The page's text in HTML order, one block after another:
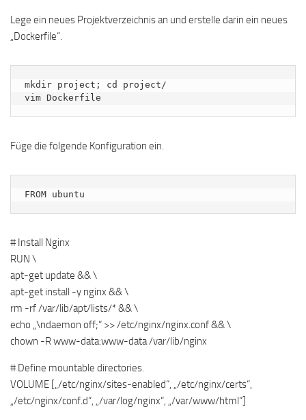
Lege ein neues Projektverzeichnis an und erstelle darin ein neues
„Dockerfile“.
mkdir project; cd project/
vim Dockerfile
Füge die folgende Konfiguration ein.
FROM ubuntu
# Install Nginx
RUN \
apt-get update && \
apt-get install -y nginx && \
rm -rf /var/lib/apt/lists/* && \
echo „\ndaemon off;“ >> /etc/nginx/nginx.conf && \
chown -R www-data:www-data /var/lib/nginx
# Define mountable directories.
VOLUME [„/etc/nginx/sites-enabled“, „/etc/nginx/certs“,
„/etc/nginx/conf.d“, „/var/log/nginx“, „/var/www/html“]